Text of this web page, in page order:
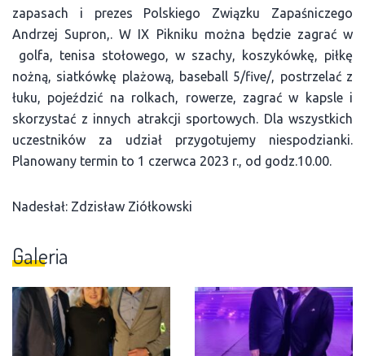
zapasach i prezes Polskiego Związku Zapaśniczego
Andrzej Supron,. W IX Pikniku można będzie zagrać w
golfa, tenisa stołowego, w szachy, koszykówkę, piłkę
nożną, siatkówkę plażową, baseball 5/five/, postrzelać z
łuku, pojeździć na rolkach, rowerze, zagrać w kapsle i
skorzystać z innych atrakcji sportowych. Dla wszystkich
uczestników za udział przygotujemy niespodzianki.
Planowany termin to 1 czerwca 2023 r., od godz.10.00.
Nadesłał: Zdzisław Ziółkowski
Galeria